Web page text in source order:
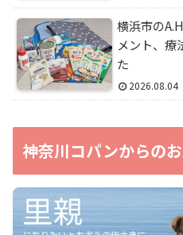
横浜市の
メント、療
た
2026.08.04
神奈川コパンからの